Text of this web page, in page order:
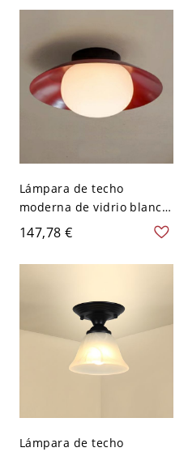
Color Nuez 110 A 120 V
Lámpara de techo
moderna de vidrio blanco
con luz LED - Borgoña 110
A 120 V 27,94 cm
147,78 €
Lámpara de techo